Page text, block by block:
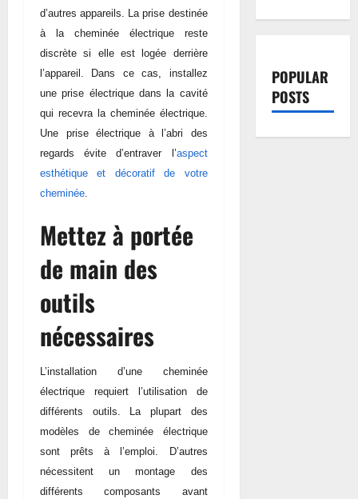
d’autres appareils. La prise destinée
à la cheminée électrique reste
discrète si elle est logée derrière
l’appareil. Dans ce cas, installez
une prise électrique dans la cavité
qui recevra la cheminée électrique.
Une prise électrique à l’abri des
regards évite d’entraver l’aspect
esthétique et décoratif de votre
cheminée
Mettez à portée
de main des
outils
nécessaires
L’installation d’une cheminée
électrique requiert l’utilisation de
différents outils. La plupart des
modèles de cheminée électrique
sont prêts à l’emploi. D’autres
nécessitent un montage des
différents composants avant
POPULAR
POSTS